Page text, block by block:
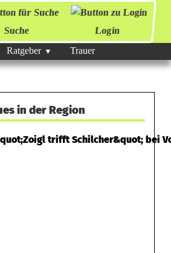
Suche
Login
Ratgeber Trauer
in der Region